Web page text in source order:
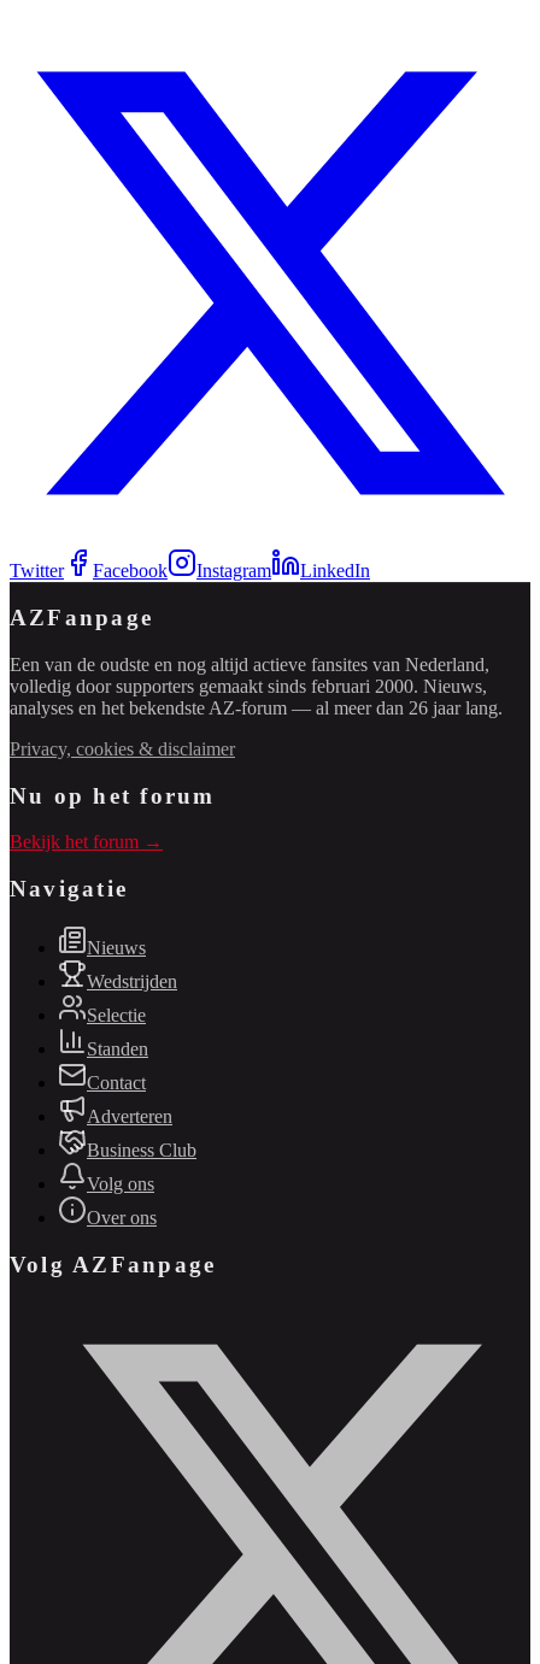
Twitter Facebook Instagram LinkedIn
AZFanpage
Een van de oudste en nog altijd actieve fansites van Nederland,
volledig door supporters gemaakt sinds februari 2000. Nieuws,
analyses en het bekendste AZ-forum — al meer dan 26 jaar lang.
Privacy, cookies & disclaimer
Nu op het forum
Bekijk het forum →
Navigatie
Nieuws
Wedstrijden
Selectie
Standen
Contact
Adverteren
Business Club
Volg ons
Over ons
Volg AZFanpage